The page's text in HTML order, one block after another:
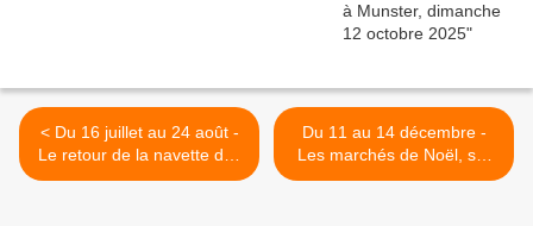
< Du 16 juillet au 24 août -
Le retour de la navette des
Crêtes
Du 11 au 14 décembre -
Les marchés de Noël, sur
les traces des Habsbourg >